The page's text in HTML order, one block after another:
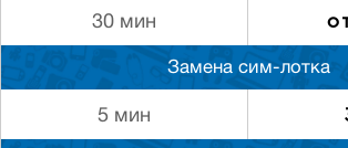
30 мин
Замена сим-лотка
5 мин